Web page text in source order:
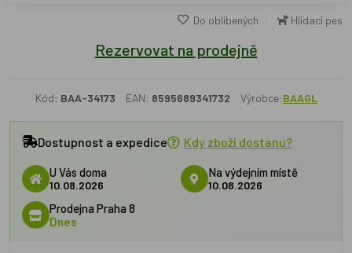
Do oblíbených Hlídací pes
Rezervovat na prodejně
Kód: BAA-34173 EAN: 8595689341732 Výrobce:BAAGL
Dostupnost a expedice Kdy zboží dostanu?
U Vás doma
10.08.2026
Na výdejním místě
10.08.2026
Prodejna Praha 8
Dnes